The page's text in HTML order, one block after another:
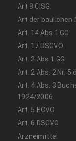
Art 8 CISG
Art der baulichen
Art. 14 Abs 1 GG
Art. 17 DSGVO
Art. 2 Abs 1 GG
Art. 2 Abs. 2 Nr. 5
Art. 4 Abs. 3
1924/2006
Art. 5 HCVO
Art. 6 DSGVO
Arzneimittel